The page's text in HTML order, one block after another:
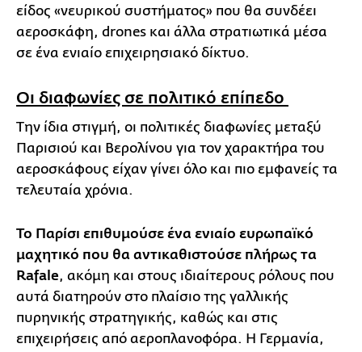
είδος «νευρικού συστήματος» που θα συνδέει
αεροσκάφη, drones και άλλα στρατιωτικά μέσα
σε ένα ενιαίο επιχειρησιακό δίκτυο.
Οι διαφωνίες σε πολιτικό επίπεδο
Την ίδια στιγμή, οι πολιτικές διαφωνίες μεταξύ
Παρισιού και Βερολίνου για τον χαρακτήρα του
αεροσκάφους είχαν γίνει όλο και πιο εμφανείς τα
τελευταία χρόνια.
Το Παρίσι επιθυμούσε ένα ενιαίο ευρωπαϊκό
μαχητικό που θα αντικαθιστούσε πλήρως τα
Rafale, ακόμη και στους ιδιαίτερους ρόλους που
αυτά διατηρούν στο πλαίσιο της γαλλικής
πυρηνικής στρατηγικής, καθώς και στις
επιχειρήσεις από αεροπλανοφόρα. Η Γερμανία,